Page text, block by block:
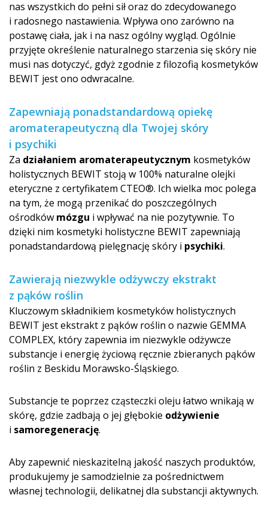
nas wszystkich do pełni sił oraz do zdecydowanego
i radosnego nastawienia. Wpływa ono zarówno na
postawę ciała, jak i na nasz ogólny wygląd. Ogólnie
przyjęte określenie naturalnego starzenia się skóry nie
musi nas dotyczyć, gdyż zgodnie z filozofią kosmetyków
BEWIT jest ono odwracalne.
Zapewniają ponadstandardową opiekę
aromaterapeutyczną dla Twojej skóry
i psychiki
Za działaniem aromaterapeutyc­znym kosmetyków
holistycznych BEWIT stoją w 100% naturalne olejki
eteryczne z certyfikatem CTEO®. Ich wielka moc polega
na tym, że mogą przenikać do poszczególnych
ośrodków mózgu i wpływać na nie pozytywnie. To
dzięki nim kosmetyki holistyczne BEWIT zapewniają
ponadstandardową pielęgnację skóry i psychiki.
Zawierają niezwykle odżywczy ekstrakt
z pąków roślin
Kluczowym składnikiem kosmetyków holistycznych
BEWIT jest ekstrakt z pąków roślin o nazwie GEMMA
COMPLEX, który zapewnia im niezwykle odżywcze
substancje i energię życiową ręcznie zbieranych pąków
roślin z Beskidu Morawsko-Śląskiego.
Substancje te poprzez cząsteczki oleju łatwo wnikają w
skórę, gdzie zadbają o jej głębokie odżywienie
i samoregenerac­ję.
Aby zapewnić nieskazitelną jakość naszych produktów,
produkujemy je samodzielnie za pośrednictwem
własnej technologii, delikatnej dla substancji aktywnych.